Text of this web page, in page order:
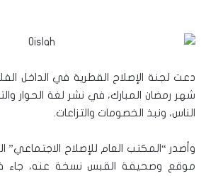
دعت لجنة الإصلاح القطرية في الداخل
شهر رمضان المبارك، في نشر لغة الحوار
الناس، ونبذ الخصومات والتزاعات.
وأصدر “المكتب العام للإصلاح الاجتماعي”
موقع وصحيفة القبس نسخة عنه، جاء